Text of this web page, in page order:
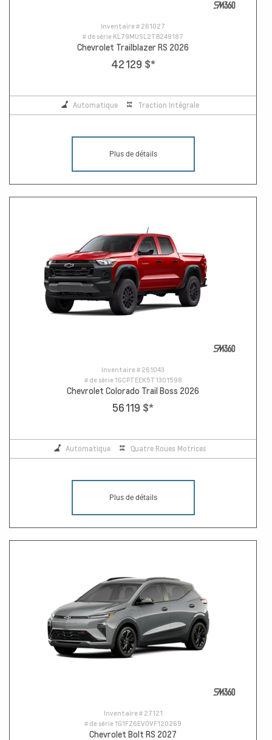
Inventaire # 261027
# de série KL79MUSL2TB249187
Chevrolet Trailblazer RS 2026
42 129 $*
Automatique Traction Intégrale
Plus de détails
Inventaire # 261043
# de série 1GCPTEEK5T1301598
Chevrolet Colorado Trail Boss 2026
56 119 $*
Automatique Quatre Roues Motrices
Plus de détails
Inventaire # 27121
# de série 1G1FZ6EV0VF120269
Chevrolet Bolt RS 2027